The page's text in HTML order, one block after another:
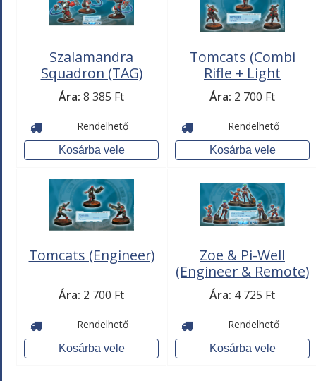
Szalamandra
Squadron (TAG)
Ára: 8 385 Ft
Rendelhető
Tomcats (Combi
Rifle + Light
Flamethrower,
D.E.P.)
Ára: 2 700 Ft
Rendelhető
Tomcats (Engineer)
Ára: 2 700 Ft
Rendelhető
Zoe & Pi-Well
(Engineer & Remote)
- Special Character
Ára: 4 725 Ft
Rendelhető